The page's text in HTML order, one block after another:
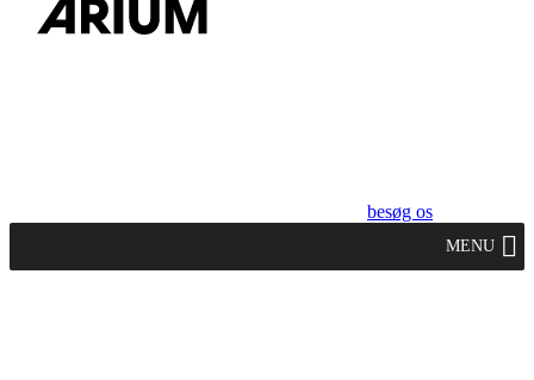
besøg os
MENU